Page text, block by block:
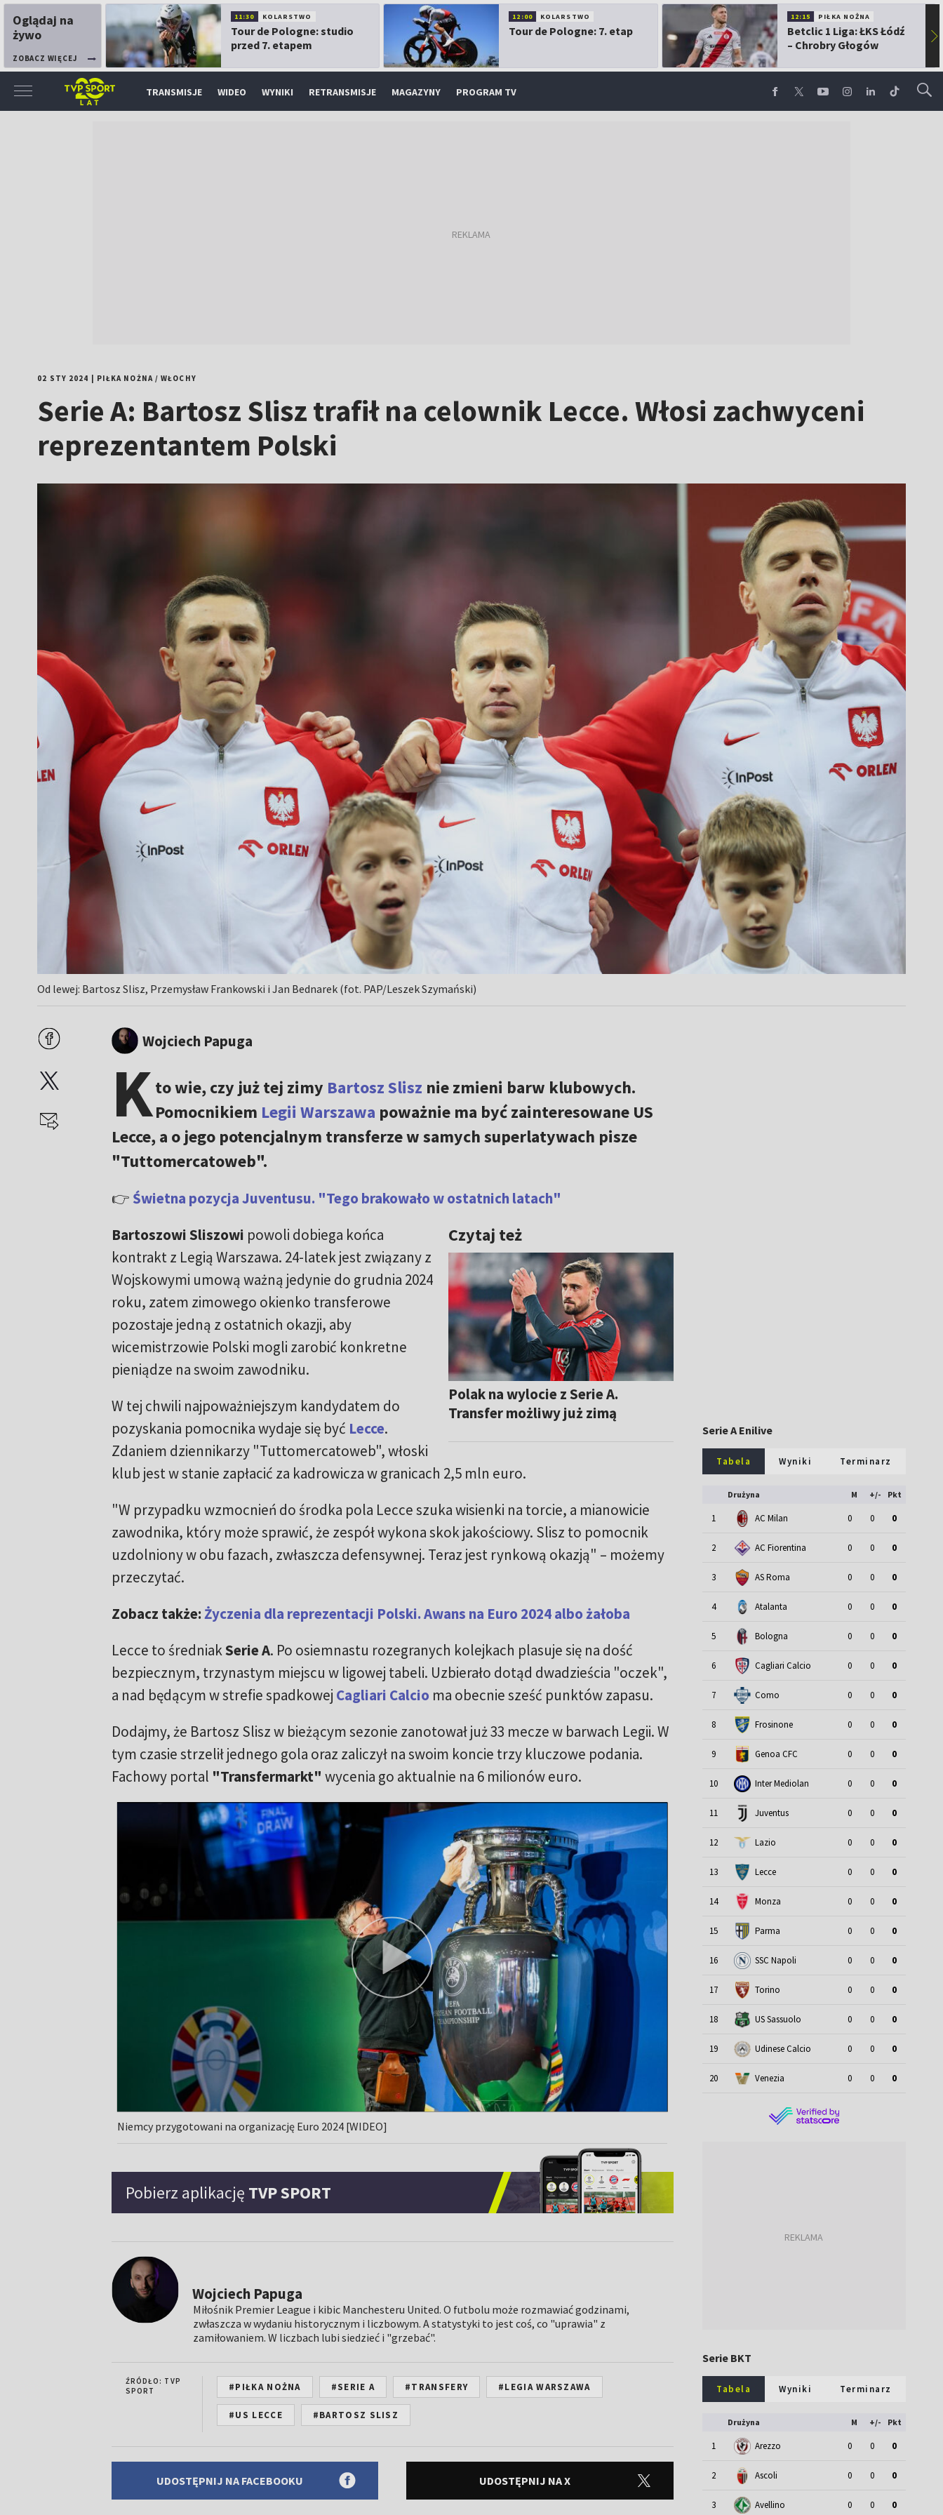
Oglądaj na
żywo
ZOBACZ WIĘCEJ
11:30 KOLARSTWO
Tour de Pologne: studio
przed 7. etapem
12:00 KOLARSTWO
Tour de Pologne: 7. etap
12:15 PIŁKA NOŻNA
Betclic 1 Liga: ŁKS Łódź
– Chrobry Głogów
▶
TRANSMISJE WIDEO WYNIKI RETRANSMISJE MAGAZYNY PROGRAM TV
02 STY 2024 PIŁKA NOŻNA/WŁOCHY
Serie A: Bartosz Slisz trafił na celownik Lecce. Włosi zachwyceni
reprezentantem Polski
Od lewej: Bartosz Slisz, Przemysław Frankowski i Jan Bednarek (fot. PAP/Leszek Szymański)
Wojciech Papuga
Kto wie, czy już tej zimy Bartosz Slisz nie zmieni barw klubowych.
Pomocnikiem Legii Warszawa poważnie ma być zainteresowane US
Lecce, a o jego potencjalnym transferze w samych superlatywach pisze
"Tuttomercatoweb".
👉 Świetna pozycja Juventusu. "Tego brakowało w ostatnich latach"
Czytaj też
Polak na wylocie z Serie A.
Transfer możliwy już zimą
Bartoszowi Sliszowi powoli dobiega końca
kontrakt z Legią Warszawa. 24-latek jest związany z
Wojskowymi umową ważną jedynie do grudnia 2024
roku, zatem zimowego okienko transferowe
pozostaje jedną z ostatnich okazji, aby
wicemistrzowie Polski mogli zarobić konkretne
pieniądze na swoim zawodniku.
W tej chwili najpoważniejszym kandydatem do
pozyskania pomocnika wydaje się być Lecce.
Zdaniem dziennikarzy "Tuttomercatoweb", włoski
klub jest w stanie zapłacić za kadrowicza w granicach 2,5 mln euro.
"W przypadku wzmocnień do środka pola Lecce szuka wisienki na torcie, a mianowicie
zawodnika, który może sprawić, że zespół wykona skok jakościowy. Slisz to pomocnik
uzdolniony w obu fazach, zwłaszcza defensywnej. Teraz jest rynkową okazją" – możemy
przeczytać.
Zobacz także:Życzenia dla reprezentacji Polski. Awans na Euro 2024 albo żałoba
Lecce to średniakSerie A. Po osiemnastu rozegranych kolejkach plasuje się na dość
bezpiecznym, trzynastym miejscu w ligowej tabeli. Uzbierało dotąd dwadzieścia "oczek",
a nad będącym w strefie spadkowej Cagliari Calcio ma obecnie sześć punktów zapasu.
Dodajmy, że Bartosz Slisz w bieżącym sezonie zanotował już 33 mecze w barwach Legii. W
tym czasie strzelił jednego gola oraz zaliczył na swoim koncie trzy kluczowe podania.
Fachowy portal "Transfermarkt" wycenia go aktualnie na 6 milionów euro.
Niemcy przygotowani na organizację Euro 2024 [WIDEO]
Pobierz aplikację TVP SPORT
Wojciech Papuga
Miłośnik Premier League i kibic Manchesteru United. O futbolu może rozmawiać godzinami,
zwłaszcza w wydaniu historycznym i liczbowym. A statystyki to jest coś, co "uprawia" z
zamiłowaniem. W liczbach lubi siedzieć i "grzebać".
ŹRÓDŁO: TVP
SPORT
#PIŁKA NOŻNA #SERIE A #TRANSFERY #LEGIA WARSZAWA
#US LECCE #BARTOSZ SLISZ
UDOSTĘPNIJ NA FACEBOOKU UDOSTĘPNIJ NA X
Serie A Enilive
Tabela Wyniki Terminarz
Drużyna M +/- Pkt
1 AC Milan 0 0 0
2 AC Fiorentina 0 0 0
3 AS Roma 0 0 0
4 Atalanta 0 0 0
5 Bologna 0 0 0
6 Cagliari Calcio 0 0 0
7 Como 0 0 0
8 Frosinone 0 0 0
9 Genoa CFC 0 0 0
10 Inter Mediolan 0 0 0
11 Juventus 0 0 0
12 Lazio 0 0 0
13 Lecce 0 0 0
14 Monza 0 0 0
15 Parma 0 0 0
16 SSC Napoli 0 0 0
17 Torino 0 0 0
18 US Sassuolo 0 0 0
19 Udinese Calcio 0 0 0
20 Venezia 0 0 0
Serie BKT
Tabela Wyniki Terminarz
Drużyna M +/- Pkt
1 Arezzo 0 0 0
2 Ascoli 0 0 0
3 Avellino 0 0 0